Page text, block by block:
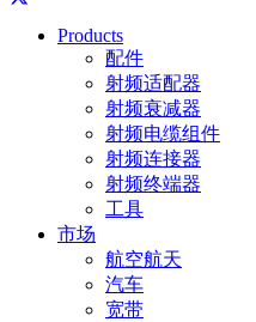
Products
配件
射频适配器
射频衰减器
射频电缆组件
射频连接器
射频终端器
工具
市场
航空航天
汽车
宽带